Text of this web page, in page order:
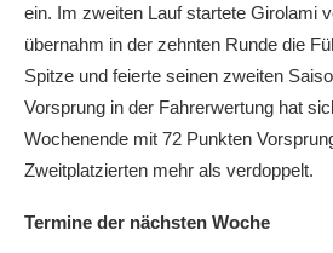
ein. Im zweiten Lauf startete Girolami
übernahm in der zehnten Runde die
Spitze und feierte seinen zweiten
Vorsprung in der Fahrerwertung hat
Wochenende mit 72 Punkten
Zweitplatzierten mehr als verdoppelt.
Termine der nächsten Woche